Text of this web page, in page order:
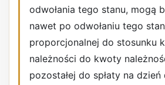
odwołania tego stanu, mogą
nawet po odwołaniu tego
proporcjonalnej do stosunku
należności do kwoty
pozostałej do spłaty na dzień